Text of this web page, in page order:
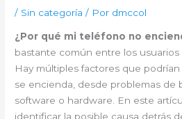
/ Sin categoría / Por dmccol
¿Por qué mi teléfono no
bastante común entre los usuarios
Hay múltiples factores que
se encienda, desde problemas de
software o hardware. En este
identificar la posible causa detrás